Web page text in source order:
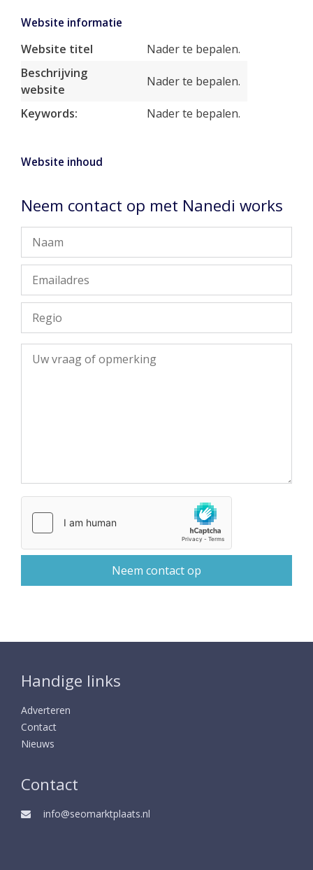
Website informatie
Website titel
Nader te bepalen.
Beschrijving
website
Nader te bepalen.
Keywords: Nader te bepalen.
Website inhoud
Neem contact op met Nanedi works
Handige links
Adverteren
Contact
Nieuws
Contact
info@seomarktplaats.nl